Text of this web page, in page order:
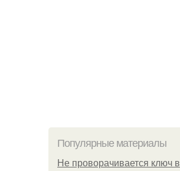
Популярные материалы
Не проворачивается ключ в